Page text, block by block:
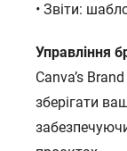
• Звіти:
Управління
Canva’s
зберігати